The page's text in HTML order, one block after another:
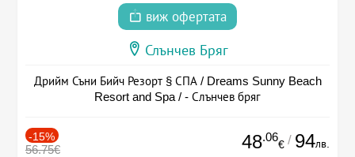
виж офертата
Слънчев Бряг
Дрийм Съни Бийч Резорт § СПА / Dreams Sunny Beach
Resort and Spa / - Слънчев бряг
-15%
56.75€ 48.06
€ / 94лв.